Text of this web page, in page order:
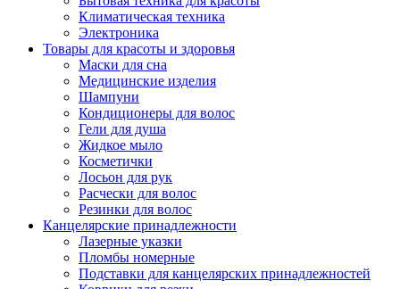
Климатическая техника
Электроника
Товары для красоты и здоровья
Маски для сна
Медицинские изделия
Шампуни
Кондиционеры для волос
Гели для душа
Жидкое мыло
Косметички
Лосьон для рук
Расчески для волос
Резинки для волос
Канцелярские принадлежности
Лазерные указки
Пломбы номерные
Подставки для канцелярских принадлежностей